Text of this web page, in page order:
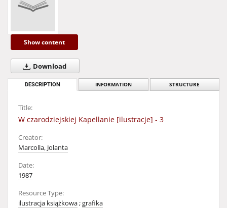
Show content
Download
DESCRIPTION INFORMATION STRUCTURE
Title:
W czarodziejskiej Kapellanie [ilustracje] - 3
Creator:
Marcolla, Jolanta
Date:
1987
Resource Type:
ilustracja książkowa;grafika